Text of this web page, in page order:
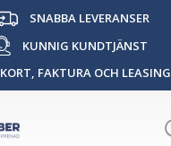
SNABBA LEVERANSER
KUNNIG KUNDTJÄNST
KORT, FAKTURA OCH LEASING